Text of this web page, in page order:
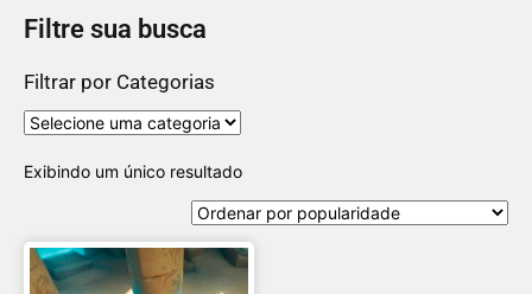
Filtre sua busca
Filtrar por Categorias
Exibindo um único resultado